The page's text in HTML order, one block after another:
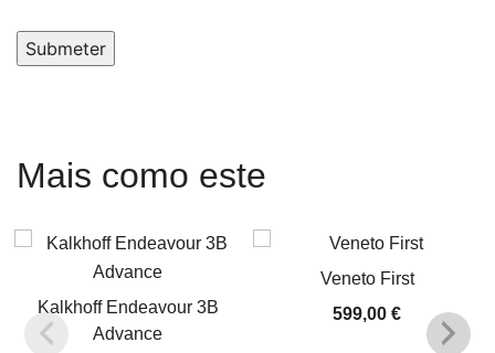
Submeter
Mais como este
Kalkhoff Endeavour 3B
Advance
Veneto First
599,00€